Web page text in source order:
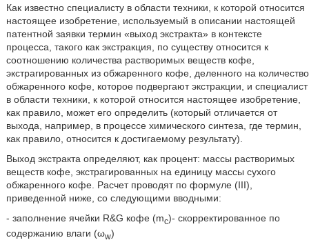
Как известно специалисту в области техники, к которой относится
настоящее изобретение, используемый в описании настоящей
патентной заявки термин «выход экстракта» в контексте
процесса, такого как экстракция, по существу относится к
соотношению количества растворимых веществ кофе,
экстрагированных из обжаренного кофе, деленного на количество
обжаренного кофе, которое подвергают экстракции, и специалист
в области техники, к которой относится настоящее изобретение,
как правило, может его определить (который отличается от
выхода, например, в процессе химического синтеза, где термин,
как правило, относится к достигаемому результату).
Выход экстракта определяют, как процент: массы растворимых
веществ кофе, экстрагированных на единицу массы сухого
обжаренного кофе. Расчет проводят по формуле (III),
приведенной ниже, со следующими вводными:
- заполнение ячейки R&G кофе (mc)- скорректированное по
содержанию влаги (ωw)